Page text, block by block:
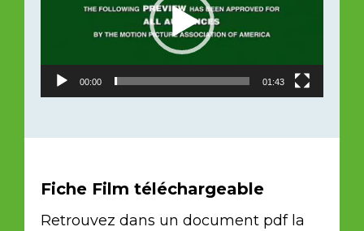
00:00 01:43
Fiche Film téléchargeable
Retrouvez dans un document pdf la